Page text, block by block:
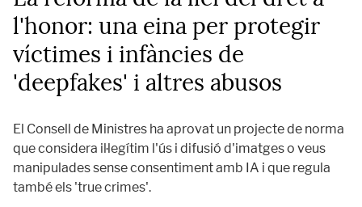
l'honor: una eina per protegir
víctimes i infàncies de
'deepfakes' i altres abusos
El Consell de Ministres ha aprovat un projecte de norma
que considera il·legítim l'ús i difusió d'imatges o veus
manipulades sense consentiment amb IA i que regula
també els 'true crimes'.